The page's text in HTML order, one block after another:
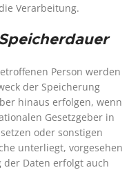
Verarbeitung.
Person werden
der Speicherung
hinaus erfolgen, wenn
Gesetzgeber in
oder sonstigen
unterliegt, vorgesehen
der Daten erfolgt auch